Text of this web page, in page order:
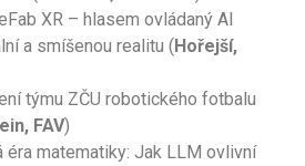
XR – hlasem ovládaný AI
a smíšenou realitu (Hořejší,
týmu ZČU robotického fotbalu
FAV)
éra matematiky: Jak LLM ovlivní